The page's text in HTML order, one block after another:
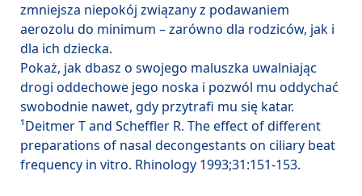
zmniejsza niepokój związany z podawaniem
aerozolu do minimum – zarówno dla rodziców, jak i
dla ich dziecka.
Pokaż, jak dbasz o swojego maluszka uwalniając
drogi oddechowe jego noska i pozwól mu oddychać
swobodnie nawet, gdy przytrafi mu się katar.
¹Deitmer T and Scheffler R. The effect of different
preparations of nasal decongestants on ciliary beat
frequency in vitro. Rhinology 1993;31:151-153.